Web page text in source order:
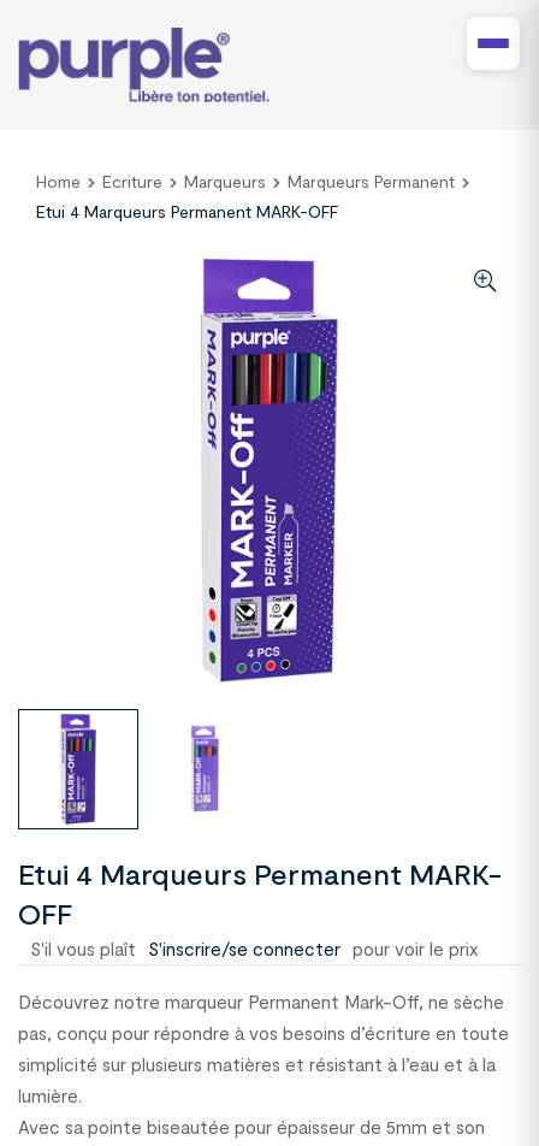
Home Ecriture Marqueurs
Marqueurs Permanent
Etui 4 Marqueurs Permanent MARK-OFF
Etui 4 Marqueurs Permanent MARK-
OFF
S'il vous plaît S'inscrire/se connecter pour voir le prix
Découvrez notre marqueur Permanent Mark-Off, ne sèche
pas, conçu pour répondre à vos besoins d’écriture en toute
simplicité sur plusieurs matières et résistant à l’eau et à la
lumière.
Avec sa pointe biseautée pour épaisseur de 5mm et son